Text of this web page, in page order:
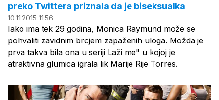
preko Twittera priznala da je biseksualka
10.11.2015 11:56
Iako ima tek 29 godina, Monica Raymund može se
pohvaliti zavidnim brojem zapaženih uloga. Možda je
prva takva bila ona u seriji Laži me" u kojoj je
atraktivna glumica igrala lik Marije Rije Torres.